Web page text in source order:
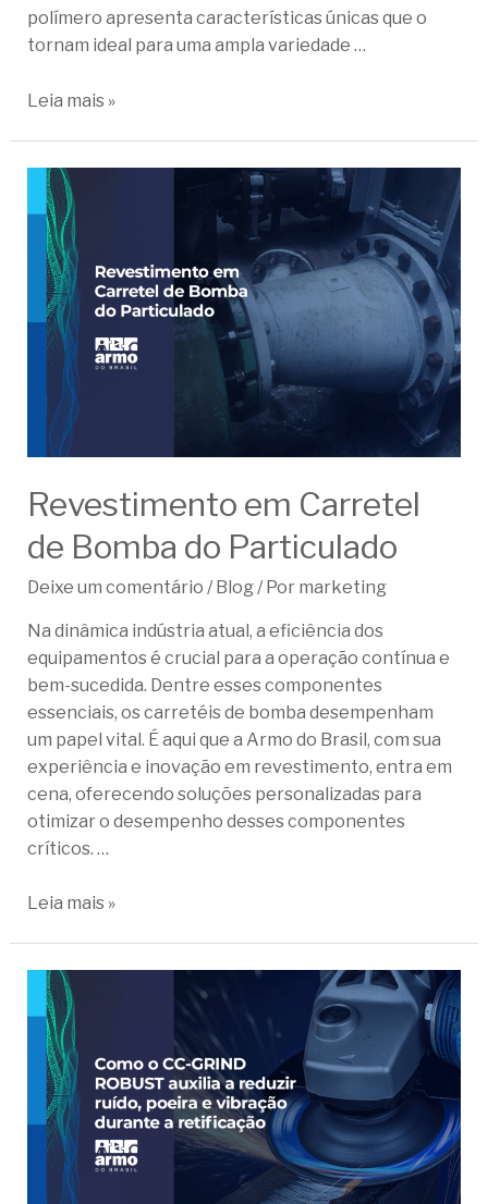
polímero apresenta características únicas que o
tornam ideal para uma ampla variedade …
Leia mais »
Revestimento em Carretel
de Bomba do Particulado
Deixe um comentário /Blog/ Por marketing
Na dinâmica indústria atual, a eficiência dos
equipamentos é crucial para a operação contínua e
bem-sucedida. Dentre esses componentes
essenciais, os carretéis de bomba desempenham
um papel vital. É aqui que a Armo do Brasil, com sua
experiência e inovação em revestimento, entra em
cena, oferecendo soluções personalizadas para
otimizar o desempenho desses componentes
críticos. …
Leia mais »